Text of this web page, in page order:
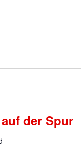
der Spur